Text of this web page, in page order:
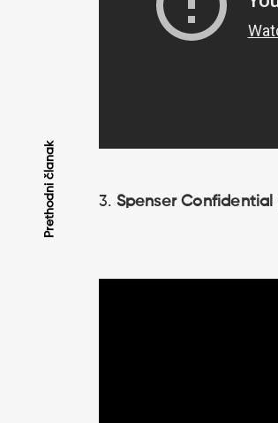
3. Spenser Confidential
Kretanje
članaka
Prethodni članak